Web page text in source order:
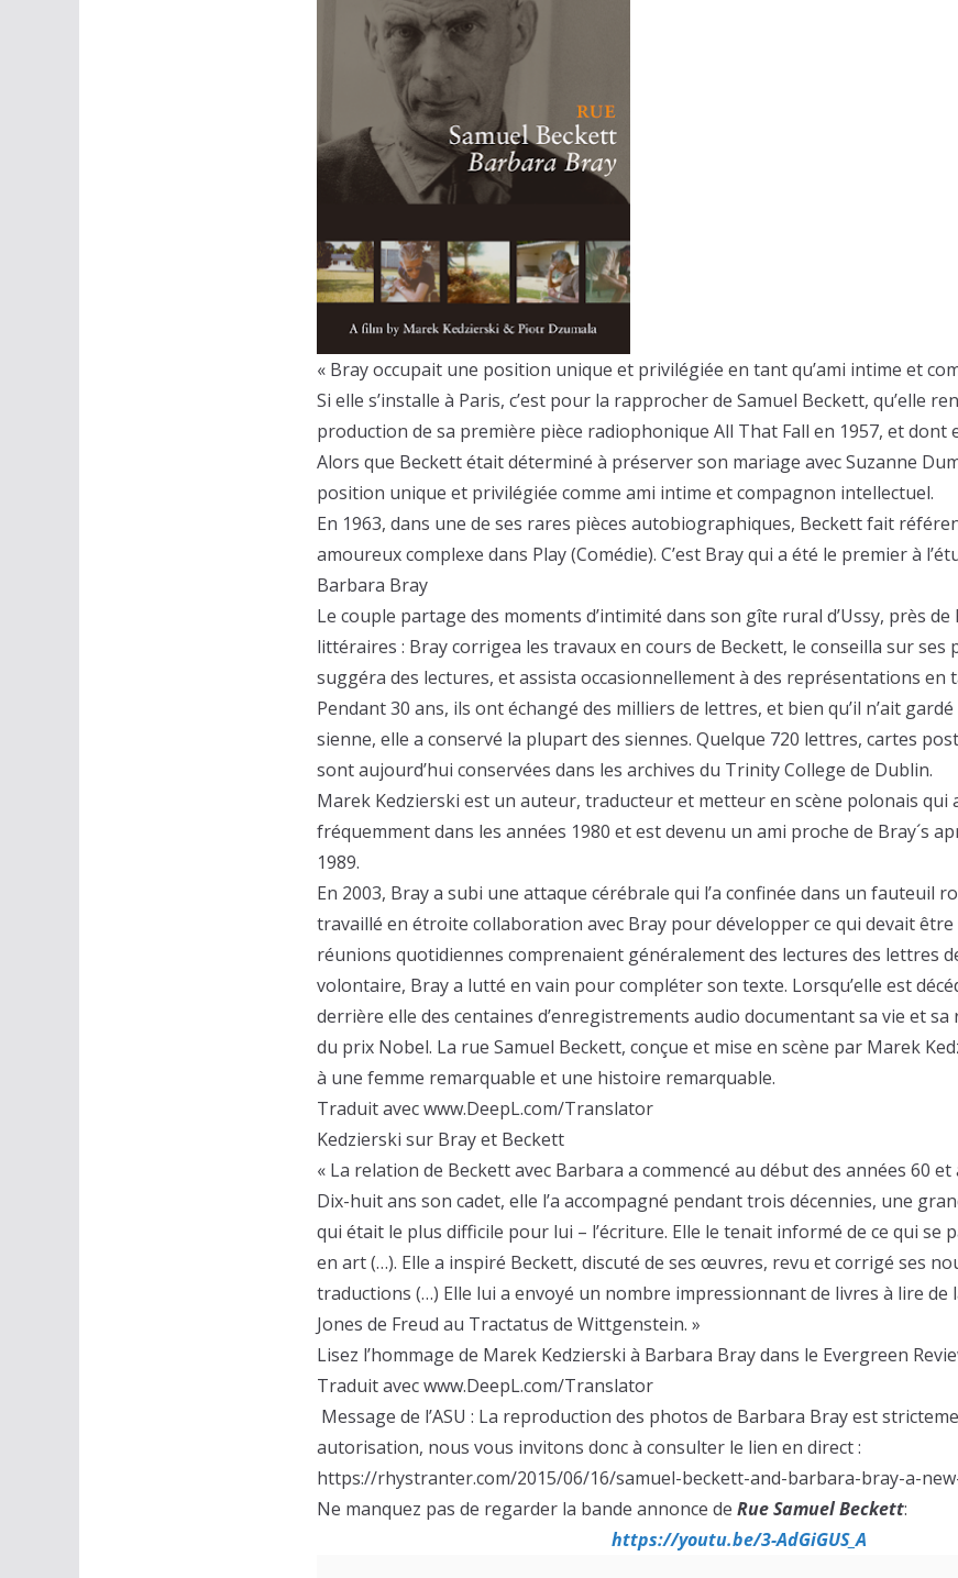
« Bray occupait une position unique et privilégiée en tant qu’ami intime et
Si elle s’installe à Paris, c’est pour la rapprocher de Samuel Beckett, qu’elle
production de sa première pièce radiophonique All That Fall en 1957, et dont
Alors que Beckett était déterminé à préserver son mariage avec Suzanne
position unique et privilégiée comme ami intime et compagnon intellectuel.
En 1963, dans une de ses rares pièces autobiographiques, Beckett fait
amoureux complexe dans Play (Comédie). C’est Bray qui a été le premier à
Barbara Bray
Le couple partage des moments d’intimité dans son gîte rural d’Ussy, près de
littéraires : Bray corrigea les travaux en cours de Beckett, le conseilla sur
suggéra des lectures, et assista occasionnellement à des représentations en
Pendant 30 ans, ils ont échangé des milliers de lettres, et bien qu’il n’ait
sienne, elle a conservé la plupart des siennes. Quelque 720 lettres, cartes
sont aujourd’hui conservées dans les archives du Trinity College de Dublin.
Marek Kedzierski est un auteur, traducteur et metteur en scène polonais qui
fréquemment dans les années 1980 et est devenu un ami proche de Bray´s
1989.
En 2003, Bray a subi une attaque cérébrale qui l’a confinée dans un fauteuil
travaillé en étroite collaboration avec Bray pour développer ce qui devait
réunions quotidiennes comprenaient généralement des lectures des lettres
volontaire, Bray a lutté en vain pour compléter son texte. Lorsqu’elle est
derrière elle des centaines d’enregistrements audio documentant sa vie et
du prix Nobel. La rue Samuel Beckett, conçue et mise en scène par Marek
à une femme remarquable et une histoire remarquable.
Traduit avec www.DeepL.com/Translator
Kedzierski sur Bray et Beckett
« La relation de Beckett avec Barbara a commencé au début des années 60 et
Dix-huit ans son cadet, elle l’a accompagné pendant trois décennies, une
qui était le plus difficile pour lui – l’écriture. Elle le tenait informé de ce qui se
en art (…). Elle a inspiré Beckett, discuté de ses œuvres, revu et corrigé ses
traductions (…) Elle lui a envoyé un nombre impressionnant de livres à lire de
Jones de Freud au Tractatus de Wittgenstein. »
Lisez l’hommage de Marek Kedzierski à Barbara Bray dans le Evergreen
Traduit avec www.DeepL.com/Translator
Message de l’ASU : La reproduction des photos de Barbara Bray est
autorisation, nous vous invitons donc à consulter le lien en direct :
https://rhystranter.com/2015/06/16/samuel-beckett-and-barbara-bray-a-
Ne manquez pas de regarder la bande annonce de Rue Samuel Beckett:
https://youtu.be/3-AdGiGUS_A